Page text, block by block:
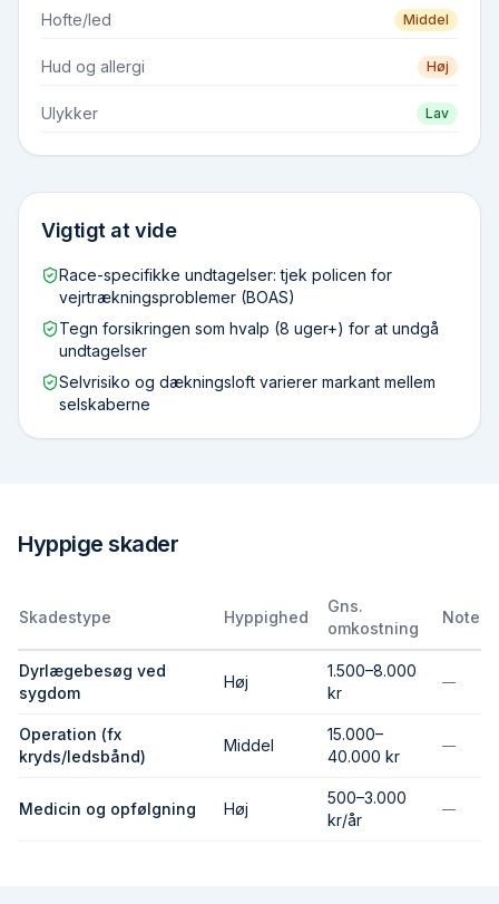
Hofte/led Middel
Hud og allergi Høj
Ulykker Lav
Vigtigt at vide
Race-specifikke undtagelser: tjek policen for
vejrtrækningsproblemer (BOAS)
Tegn forsikringen som hvalp (8 uger+) for at undgå
undtagelser
Selvrisiko og dækningsloft varierer markant mellem
selskaberne
Hyppige skader
Skadestype Hyppighed
Gns.
omkostning
Note
Dyrlægebesøg ved
sygdom
Høj
1.500–8.000
kr
—
Operation (fx
kryds/ledsbånd)
Middel
15.000–
40.000 kr
—
Medicin og opfølgning Høj
500–3.000
kr/år
—